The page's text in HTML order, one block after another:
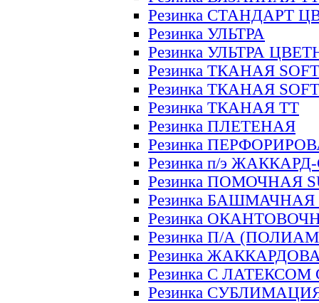
Резинка СТАНДАРТ
Резинка УЛЬТРА
Резинка УЛЬТРА
Резинка ТКАНАЯ SOFT
Резинка ТКАНАЯ
Резинка ТКАНАЯ ТТ
Резинка ПЛЕТЕНАЯ
Резинка
Резинка п/э
Резинка ПОМОЧНАЯ
Резинка БАШМАЧНАЯ
Резинка
Резинка П/А
Резинка
Резинка С ЛАТЕКСОМ
Резинка